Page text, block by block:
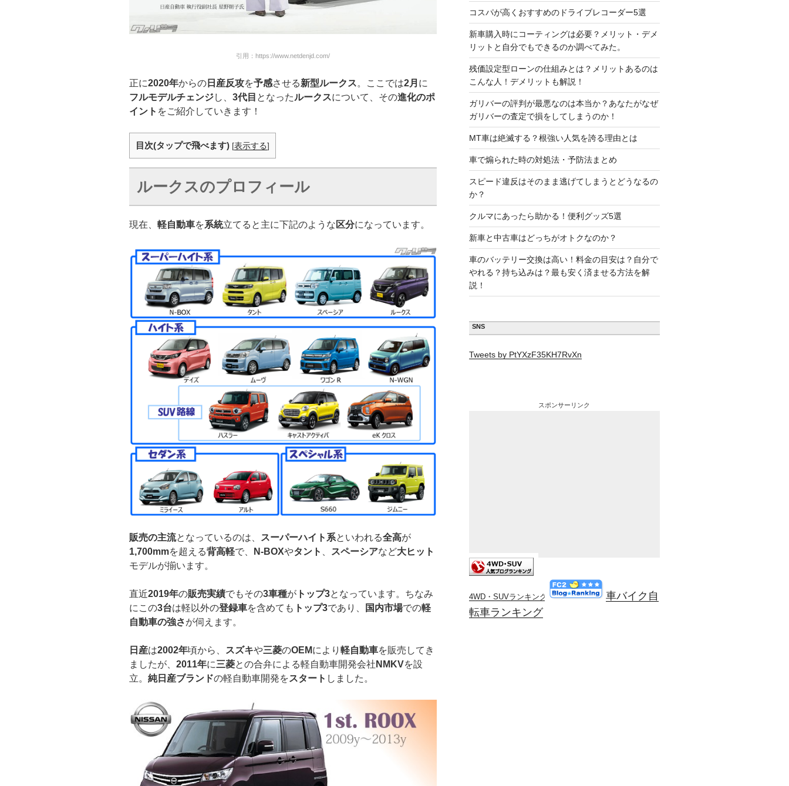
引用：https://www.netdenjd.com/
正に2020年からの 日産反攻を予感させる新型ルークス。ここでは2月 に
フルモデルチェンジし、 3代目 となったルークスについて、その進化のポ
イント をご紹介していきます！
目次(タップで飛べます) [表示する]
ルークスのプロフィール
現在、 軽自動車を系統立てると主に下記のような 区分になっています。
販売の主流となっているのは、 スーパーハイト系といわれる全高が
1,700mmを超える背高軽で、 N-BOXやタント スペーシアなど大ヒット
モデルが揃います。
直近2019年の販売実績でもその3車種が トップ3となっています。ちなみ
にこの3台は軽以外の登録車を含めても トップ3であり、 国内市場での軽
自動車の強さが伺えます。
日産は2002年頃から、 スズキや三菱のOEMにより 軽自動車を販売してき
ましたが、 2011年に三菱との合弁による軽自動車開発会社 NMKVを設
立。 純日産ブランドの軽自動車開発をスタート しました。
コスパが高くおすすめのドライブレコーダー5選
新車購入時にコーティングは必要？メリット・デメ
リットと自分でもできるのか調べてみた。
残価設定型ローンの仕組みとは？メリットあるのは
こんな人！デメリットも解説！
ガリバーの評判が最悪なのは本当か？あなたがなぜ
ガリバーの査定で損をしてしまうのか！
MT車は絶滅する？根強い人気を誇る理由とは
車で煽られた時の対処法・予防法まとめ
スピード違反はそのまま逃げてしまうとどうなるの
か？
クルマにあったら助かる！便利グッズ5選
新車と中古車はどっちがオトクなのか？
車のバッテリー交換は高い！料金の目安は？自分で
やれる？持ち込みは？最も安く済ませる方法を解
説！
SNS
Tweets by PtYXzF35KH7RvXn
スポンサーリンク
4WD・SUVランキング
車バイク自
転車ランキング